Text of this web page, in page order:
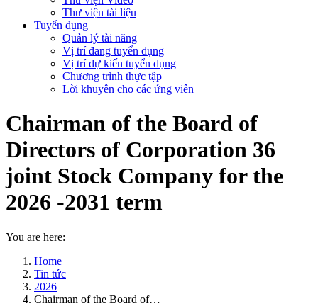
Thư viện tài liệu
Tuyển dụng
Quản lý tài năng
Vị trí đang tuyển dụng
Vị trí dự kiến tuyển dụng
Chương trình thực tập
Lời khuyên cho các ứng viên
Chairman of the Board of
Directors of Corporation 36
joint Stock Company for the
2026 -2031 term
You are here:
Home
Tin tức
2026
Chairman of the Board of…